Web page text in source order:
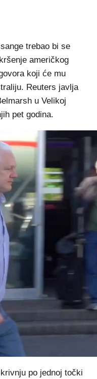
trebao bi se
američkog
koji će mu
Reuters javlja
u Velikoj
pet godina.
po jednoj točki